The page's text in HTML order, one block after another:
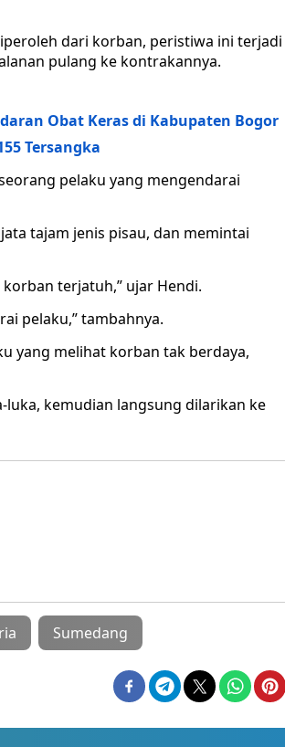
dari korban, peristiwa ini terjadi
pulang ke kontrakannya.
Obat Keras di Kabupaten Bogor
Tersangka
pelaku yang mengendarai
tajam jenis pisau, dan memintai
terjatuh,” ujar Hendi.
pelaku,” tambahnya.
yang melihat korban tak berdaya,
kemudian langsung dilarikan ke
Sumedang